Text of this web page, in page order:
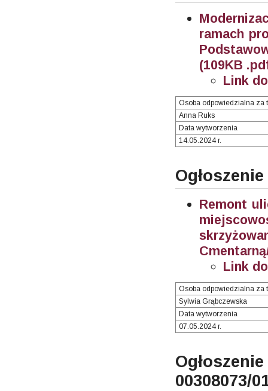
ramach
(109KB
Link
Osoba odpowiedzialna za
Anna Ruks
Data wytworzenia
14.05.2024 r.
Remont
Link
Osoba odpowiedzialna za
Sylwia Grąbczewska
Data wytworzenia
07.05.2024 r.
00308073/